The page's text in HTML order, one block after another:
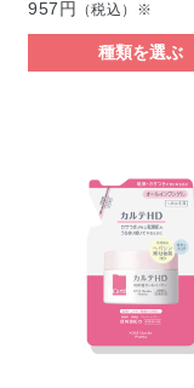
957円
（税込）※
種類を選ぶ